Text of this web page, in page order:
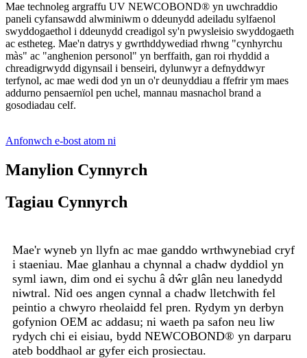
Mae technoleg argraffu UV NEWCOBOND® yn uwchraddio
paneli cyfansawdd alwminiwm o ddeunydd adeiladu sylfaenol
swyddogaethol i ddeunydd creadigol sy'n pwysleisio swyddogaeth
ac estheteg. Mae'n datrys y gwrthddywediad rhwng "cynhyrchu
màs" ac "anghenion personol" yn berffaith, gan roi rhyddid a
chreadigrwydd digynsail i benseiri, dylunwyr a defnyddwyr
terfynol, ac mae wedi dod yn un o'r deunyddiau a ffefrir ym maes
addurno pensaernïol pen uchel, mannau masnachol brand a
gosodiadau celf.
Anfonwch e-bost atom ni
Manylion Cynnyrch
Tagiau Cynnyrch
Mae'r wyneb yn llyfn ac mae ganddo wrthwynebiad cryf
i staeniau. Mae glanhau a chynnal a chadw dyddiol yn
syml iawn, dim ond ei sychu â dŵr glân neu lanedydd
niwtral. Nid oes angen cynnal a chadw lletchwith fel
peintio a chwyro rheolaidd fel pren. Rydym yn derbyn
gofynion OEM ac addasu; ni waeth pa safon neu liw
rydych chi ei eisiau, bydd NEWCOBOND® yn darparu
ateb boddhaol ar gyfer eich prosiectau.